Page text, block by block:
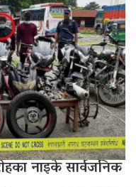
नाइके सार्वजनिक